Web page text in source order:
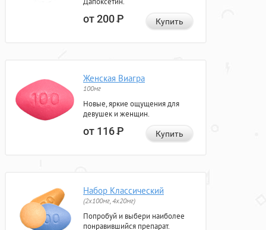
от 200Р Купить
Женская Виагра
100мг
Новые, яркие ощущения для
девушек и женщин.
от 116Р Купить
Набор Классический
(2x100мг, 4x20мг)
Попробуй и выбери наиболее
понравившийся препарат.